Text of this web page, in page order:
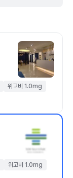
위고비 1.0mg
위고비 1.0mg